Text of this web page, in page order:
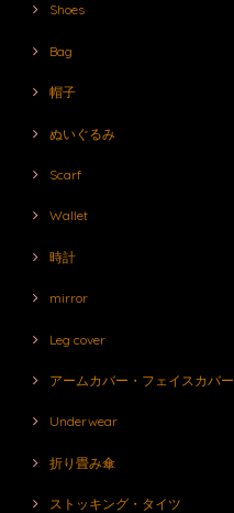
Shoes
Bag
帽子
ぬいぐるみ
Scarf
Wallet
時計
mirror
Leg cover
アームカバー・フェイスカバー
Underwear
折り畳み傘
ストッキング・タイツ